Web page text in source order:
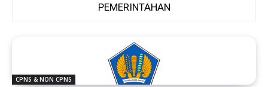
PEMERINTAHAN
CPNS & NON CPNS